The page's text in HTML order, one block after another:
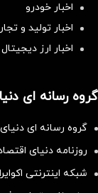
اخبار خودرو
اخبار تولید و
اخبار ارز دیجیتال
گروه رسانه ای
گروه رسانه ای
روزنامه دنیای
شبکه اینترنتی